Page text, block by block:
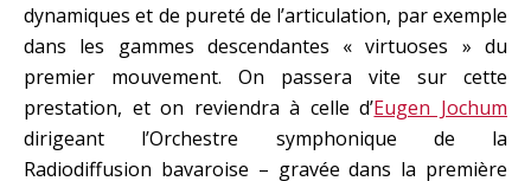
dynamiques et de pureté de l’articulation, par exemple
dans les gammes descendantes « virtuoses » du
premier mouvement. On passera vite sur cette
prestation, et on reviendra à celle d’Eugen Jochum
dirigeant l’Orchestre symphonique de la
Radiodiffusion bavaroise – gravée dans la première